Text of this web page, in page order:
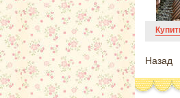
Назад